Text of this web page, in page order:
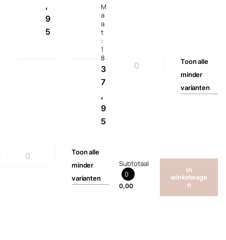
,
9
5
Toonalle
minder
varianten
M
a
a
t
:
1
8
3
7
,
9
5
Toonalle
minder
varianten
Subtotaal
0
0,00
In
winkelwage
n